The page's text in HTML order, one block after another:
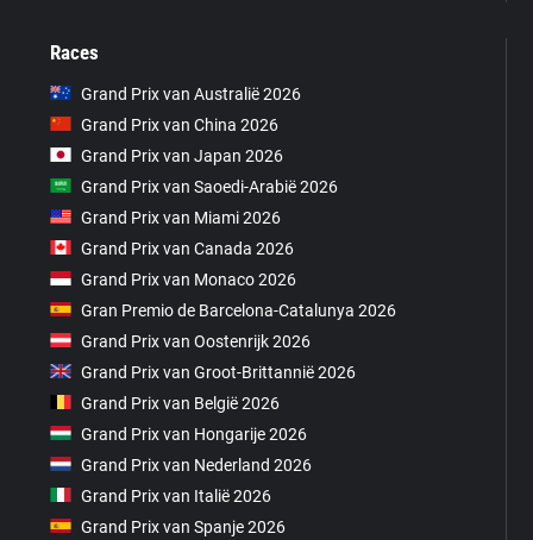
Races
Grand Prix van Australië 2026
Grand Prix van China 2026
Grand Prix van Japan 2026
Grand Prix van Saoedi-Arabië 2026
Grand Prix van Miami 2026
Grand Prix van Canada 2026
Grand Prix van Monaco 2026
Gran Premio de Barcelona-Catalunya 2026
Grand Prix van Oostenrijk 2026
Grand Prix van Groot-Brittannië 2026
Grand Prix van België 2026
Grand Prix van Hongarije 2026
Grand Prix van Nederland 2026
Grand Prix van Italië 2026
Grand Prix van Spanje 2026